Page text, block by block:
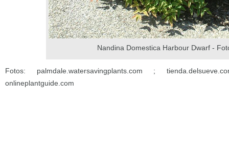
Nandina Domestica Harbour Dwarf -
Fotos: palmdale.watersavingplants.com ;
onlineplantguide.com